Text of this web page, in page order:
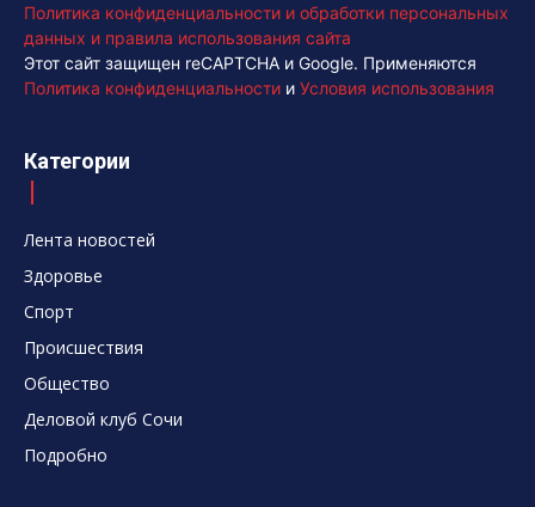
Политика конфиденциальности и обработки персональных
данных и правила использования сайта
Этот сайт защищен reCAPTCHA и Google. Применяются
Политика конфиденциальности и Условия использования
Категории
Лента новостей
Здоровье
Спорт
Происшествия
Общество
Деловой клуб Сочи
Подробно